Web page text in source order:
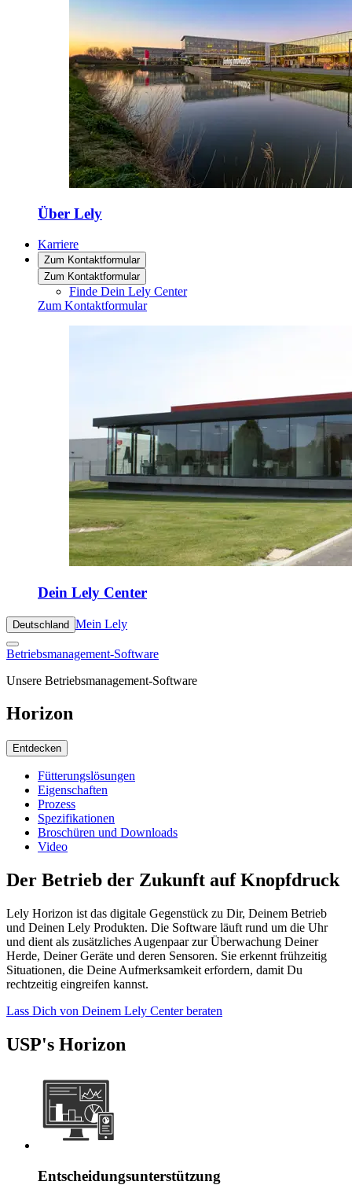
Über Lely
Karriere
Zum Kontaktformular
Zum Kontaktformular
Finde Dein Lely Center
Zum Kontaktformular
Dein Lely Center
Deutschland Mein Lely
Betriebsmanagement-Software
Unsere Betriebsmanagement-Software
Horizon
Entdecken
Fütterungslösungen
Eigenschaften
Prozess
Spezifikationen
Broschüren und Downloads
Video
Der Betrieb der Zukunft auf Knopfdruck
Lely Horizon ist das digitale Gegenstück zu Dir, Deinem Betrieb
und Deinen Lely Produkten. Die Software läuft rund um die Uhr
und dient als zusätzliches Augenpaar zur Überwachung Deiner
Herde, Deiner Geräte und deren Sensoren. Sie erkennt frühzeitig
Situationen, die Deine Aufmerksamkeit erfordern, damit Du
rechtzeitig eingreifen kannst.
Lass Dich von Deinem Lely Center beraten
USP's Horizon
Entscheidungsunterstützung